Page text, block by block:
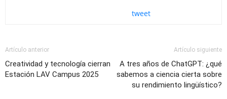
tweet
Artículo anterior
Creatividad y tecnología cierran
Estación LAV Campus 2025
Artículo siguiente
A tres años de ChatGPT: ¿qué
sabemos a ciencia cierta sobre
su rendimiento lingüístico?